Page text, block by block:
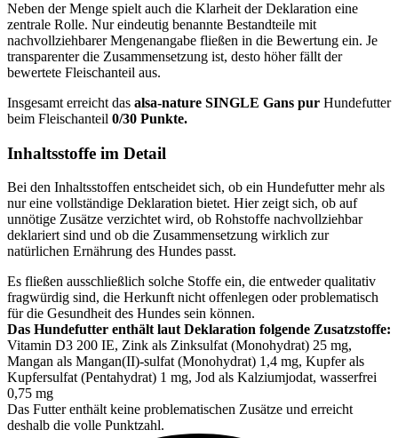
Neben der Menge spielt auch die Klarheit der Deklaration eine
zentrale Rolle. Nur eindeutig benannte Bestandteile mit
nachvollziehbarer Mengenangabe fließen in die Bewertung ein. Je
transparenter die Zusammensetzung ist, desto höher fällt der
bewertete Fleischanteil aus.
Insgesamt erreicht das alsa-nature SINGLE Gans pur Hundefutter
beim Fleischanteil 0/30 Punkte.
Inhaltsstoffe im Detail
Bei den Inhaltsstoffen entscheidet sich, ob ein Hundefutter mehr als
nur eine vollständige Deklaration bietet. Hier zeigt sich, ob auf
unnötige Zusätze verzichtet wird, ob Rohstoffe nachvollziehbar
deklariert sind und ob die Zusammensetzung wirklich zur
natürlichen Ernährung des Hundes passt.
Es fließen ausschließlich solche Stoffe ein, die entweder qualitativ
fragwürdig sind, die Herkunft nicht offenlegen oder problematisch
für die Gesundheit des Hundes sein können.
Das Hundefutter enthält laut Deklaration folgende Zusatzstoffe:
Vitamin D3 200 IE, Zink als Zinksulfat (Monohydrat) 25 mg,
Mangan als Mangan(II)-sulfat (Monohydrat) 1,4 mg, Kupfer als
Kupfersulfat (Pentahydrat) 1 mg, Jod als Kalziumjodat, wasserfrei
0,75 mg
Das Futter enthält keine problematischen Zusätze und erreicht
deshalb die volle Punktzahl.